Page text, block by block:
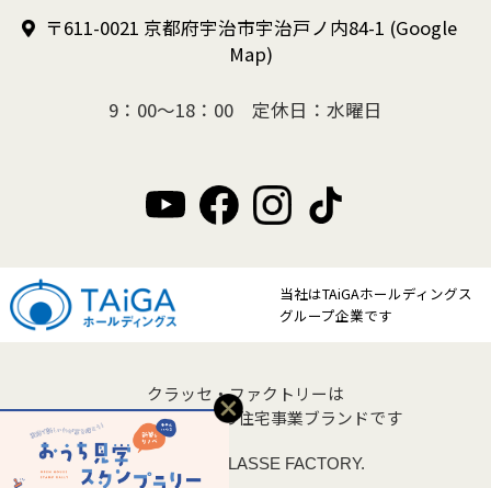
〒611-0021 京都府宇治市宇治戸ノ内84-1 (Google
Map)
9：00～18：00 定休日：水曜日
当社はTAiGAホールディングス
グループ企業です
クラッセ・ファクトリーは
クラッセ住宅販売の住宅事業ブランドです
Copyright © CLASSE FACTORY.